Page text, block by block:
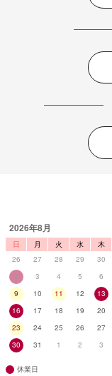
2026年8月
日 月 火 水 木
26
27 28 29 30
2
3 4 5 6
9
10 11 12 13
16
17 18 19 20
23
24 25 26 27
30
31 1 2 3
休業日